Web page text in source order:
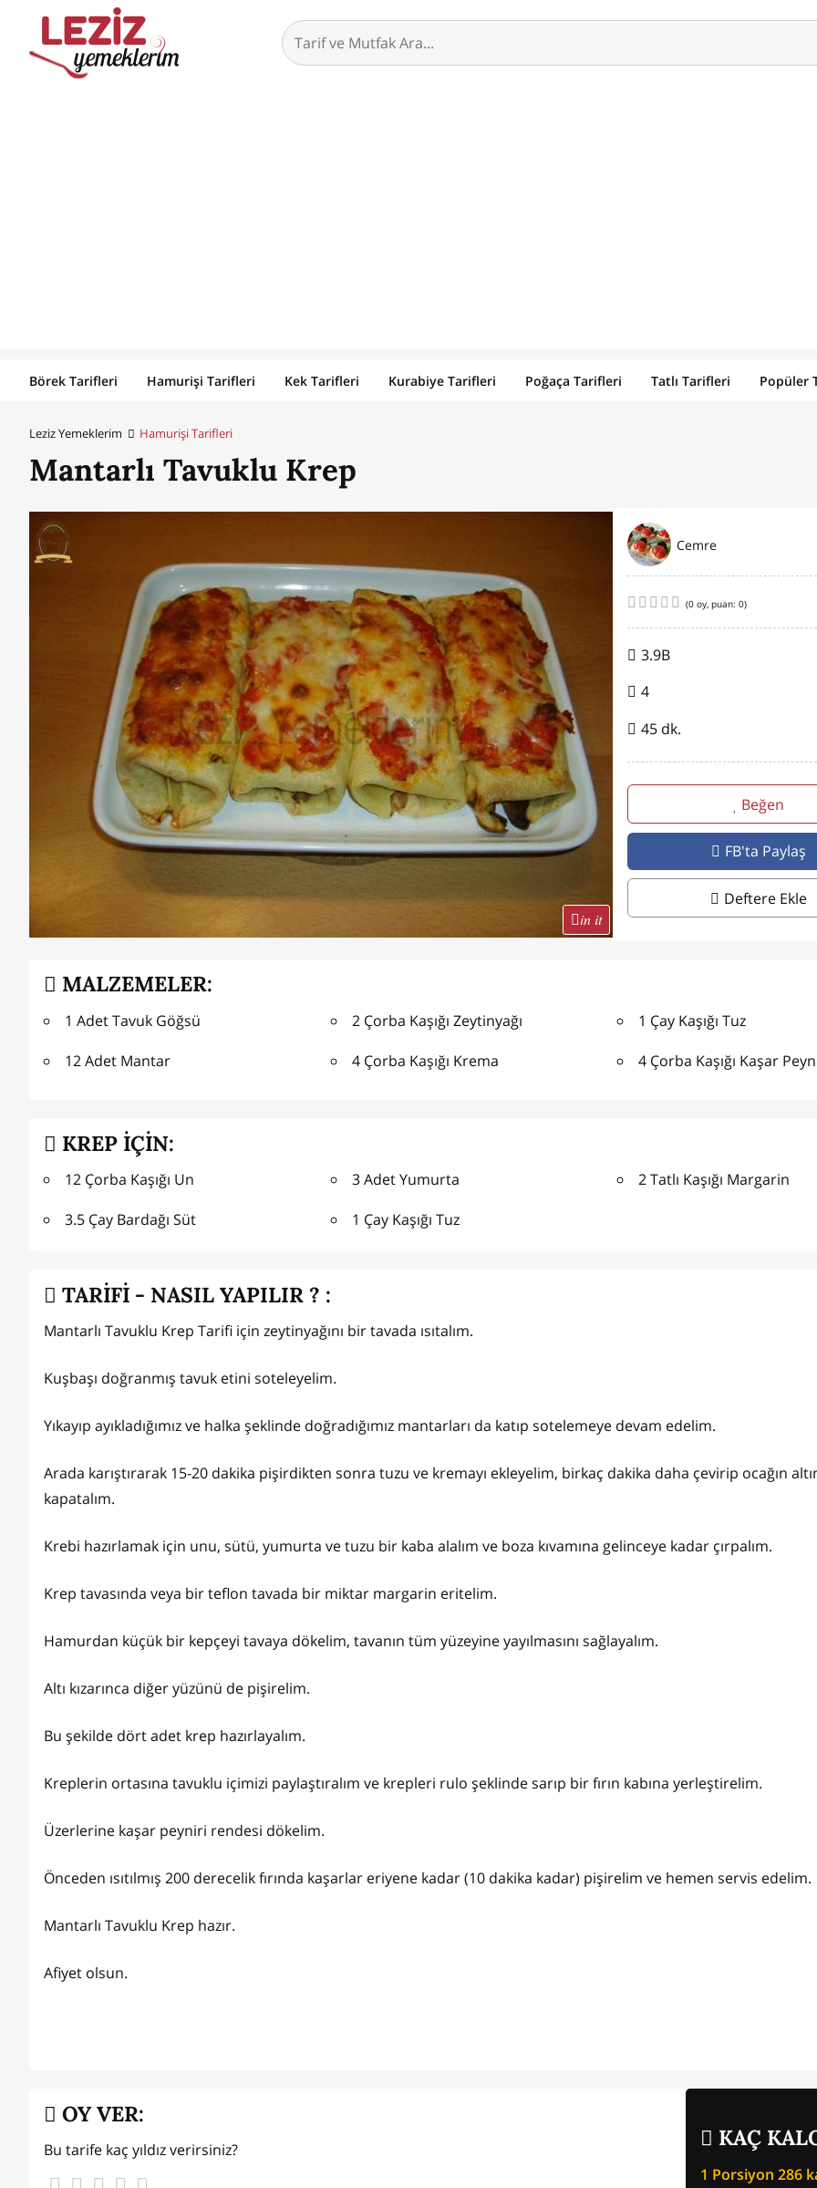
Börek Tarifleri Hamurişi Tarifleri Kek Tarifleri Kurabiye Tarifleri Poğaça Tarifleri Tatlı Tarifleri Popüler
Leziz Yemeklerim Hamurişi Tarifleri
Mantarlı Tavuklu Krep
in it
Cemre
(0 oy, puan: 0)
3.9B
4
45 dk.
Beğen
FB'ta Paylaş
Deftere Ekle
MALZEMELER:
1 Adet Tavuk Göğsü
12 Adet Mantar
2 Çorba Kaşığı Zeytinyağı
4 Çorba Kaşığı Krema
1 Çay Kaşığı Tuz
4 Çorba Kaşığı Kaşar
KREP İÇİN:
12 Çorba Kaşığı Un
3.5 Çay Bardağı Süt
3 Adet Yumurta
1 Çay Kaşığı Tuz
2 Tatlı Kaşığı Margarin
TARİFİ - NASIL YAPILIR ? :
Mantarlı Tavuklu Krep Tarifi için zeytinyağını bir tavada ısıtalım.
Kuşbaşı doğranmış tavuk etini soteleyelim.
Yıkayıp ayıkladığımız ve halka şeklinde doğradığımız mantarları da katıp sotelemeye devam edelim.
Arada karıştırarak 15-20 dakika pişirdikten sonra tuzu ve kremayı ekleyelim, birkaç dakika daha çevirip ocağın
kapatalım.
Krebi hazırlamak için unu, sütü, yumurta ve tuzu bir kaba alalım ve boza kıvamına gelinceye kadar çırpalım.
Krep tavasında veya bir teflon tavada bir miktar margarin eritelim.
Hamurdan küçük bir kepçeyi tavaya dökelim, tavanın tüm yüzeyine yayılmasını sağlayalım.
Altı kızarınca diğer yüzünü de pişirelim.
Bu şekilde dört adet krep hazırlayalım.
Kreplerin ortasına tavuklu içimizi paylaştıralım ve krepleri rulo şeklinde sarıp bir fırın kabına yerleştirelim.
Üzerlerine kaşar peyniri rendesi dökelim.
Önceden ısıtılmış 200 derecelik fırında kaşarlar eriyene kadar (10 dakika kadar) pişirelim ve hemen servis edelim.
Mantarlı Tavuklu Krep hazır.
Afiyet olsun.
KAÇ
1 Porsiyon 286
OY VER:
Bu tarife kaç yıldız verirsiniz?